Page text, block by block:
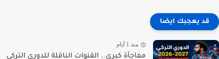
قد يعجبك ايضا
منذ 1 أيام
مفاجأة كبرى.. القنوات الناقلة للدوري التركي